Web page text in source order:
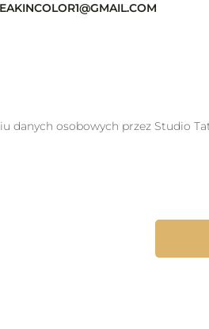
danych osobowych przez Studio